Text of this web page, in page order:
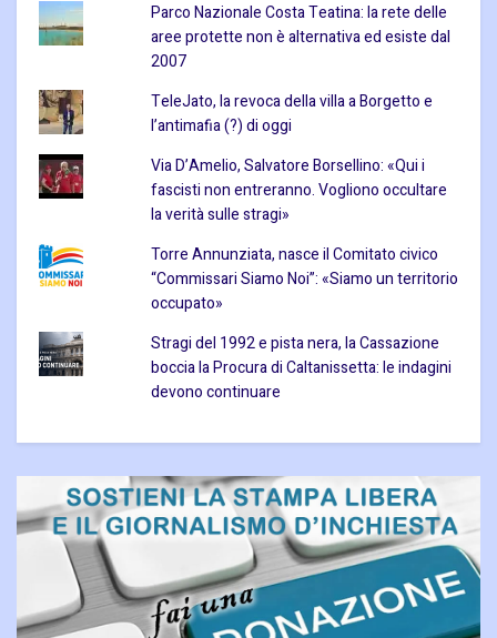
Parco Nazionale Costa Teatina: la rete delle
aree protette non è alternativa ed esiste dal
2007
TeleJato, la revoca della villa a Borgetto e
l’antimafia (?) di oggi
Via D’Amelio, Salvatore Borsellino: «Qui i
fascisti non entreranno. Vogliono occultare
la verità sulle stragi»
Torre Annunziata, nasce il Comitato civico
“Commissari Siamo Noi”: «Siamo un territorio
occupato»
Stragi del 1992 e pista nera, la Cassazione
boccia la Procura di Caltanissetta: le indagini
devono continuare